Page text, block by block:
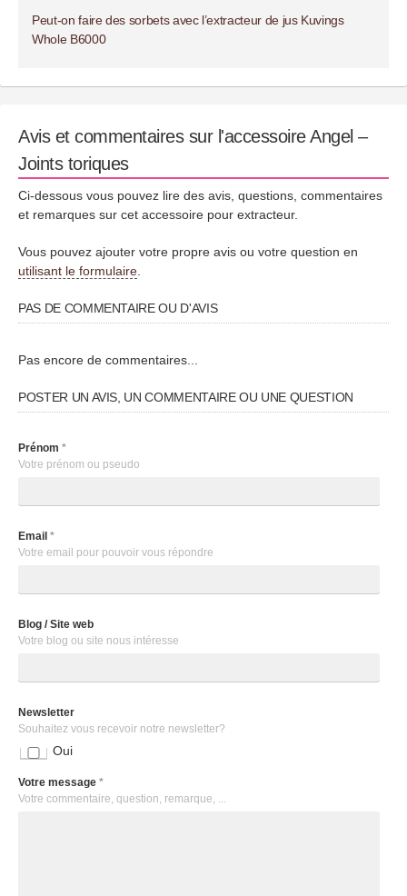
Peut-on faire des sorbets avec l’extracteur de jus Kuvings
Whole B6000
Avis et commentaires sur l'accessoire Angel –
Joints toriques
Ci-dessous vous pouvez lire des avis, questions, commentaires
et remarques sur cet accessoire pour extracteur.
Vous pouvez ajouter votre propre avis ou votre question en
utilisant le formulaire.
PAS DE COMMENTAIRE OU D'AVIS
Pas encore de commentaires...
POSTER UN AVIS, UN COMMENTAIRE OU UNE QUESTION
Prénom *
Votre prénom ou pseudo
Email *
Votre email pour pouvoir vous répondre
Blog / Site web
Votre blog ou site nous intéresse
Newsletter
Souhaitez vous recevoir notre newsletter?
Oui
Votre message *
Votre commentaire, question, remarque, ...